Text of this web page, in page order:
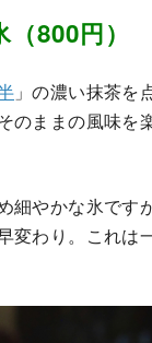
800円）
」の濃い抹茶を
のままの風味を
細やかな氷です
変わり。これは